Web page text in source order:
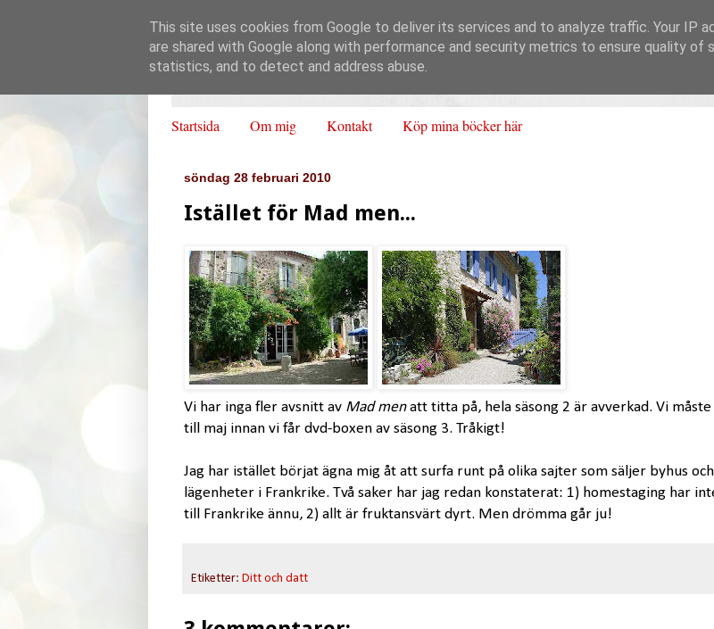
Startsida Om mig Kontakt Köp mina böcker här
söndag 28 februari 2010
Istället för Mad men...
Vi har inga fler avsnitt av Mad menatt titta på, hela säsong 2 är avverkad. Vi måste
till maj innan vi får dvd-boxen av säsong 3. Tråkigt!
Jag har istället börjat ägna mig åt att surfa runt på olika sajter som säljer byhus och
lägenheter i Frankrike. Två saker har jag redan konstaterat: 1) homestaging har
till Frankrike ännu, 2) allt är fruktansvärt dyrt. Men drömma går ju!
Etiketter: Ditt och datt
This site uses cookies from Google to deliver its services and to analyze traffic. Your IP
are shared with Google along with performance and security metrics to ensure quality of
statistics, and to detect and address abuse.